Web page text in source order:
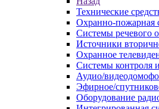
Технические
Охранно-пожарная
Системы речевого
Источники
Охранное
Системы контроля
Аудио/
Эфирное/
Оборудование